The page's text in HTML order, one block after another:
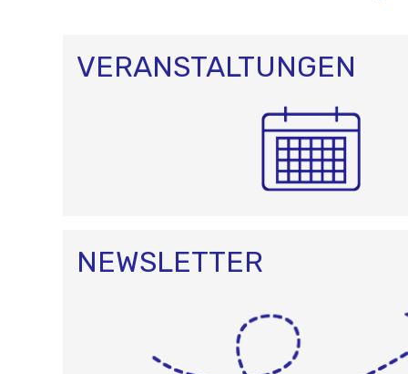
VERANSTALTUNGEN
NEWSLETTER